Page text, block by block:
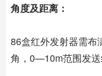
角度及距离：
86盒红外发射器需布
角，0—10m范围发送